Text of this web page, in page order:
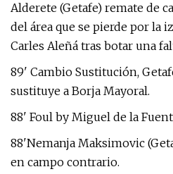
Alderete (Getafe) remate de
del área que se pierde por la
Carles Aleñá tras botar una
89' Cambio Sustitución,
sustituye a Borja Mayoral.
88' Foul by Miguel de la
88'Nemanja Maksimovic
en campo contrario.